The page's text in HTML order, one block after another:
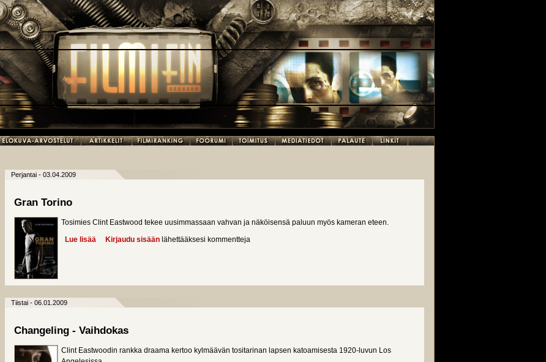
Perjantai - 03.04.2009
Gran Torino
Tosimies Clint Eastwood tekee uusimmassaan vahvan ja näköisensä paluun myös kameran eteen.
Lue lisää about Gran Torino
Kirjaudu sisään lähettääksesi kommentteja
Tiistai - 06.01.2009
Changeling - Vaihdokas
Clint Eastwoodin rankka draama kertoo kylmäävän tositarinan lapsen katoamisesta 1920-luvun Los